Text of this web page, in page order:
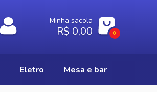
Minha sacola
R$ 0,00 0
eletro mesa e bar